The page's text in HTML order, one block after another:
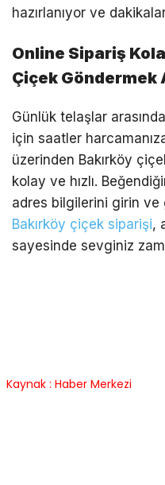
hazırlanıyor ve
Online Sipariş
Çiçek Göndermek
Günlük telaşlar
için saatler
üzerinden Bakırköy
kolay ve hızlı.
adres bilgilerini girin ve
Bakırköy çiçek siparişi,
sayesinde sevginiz
Kaynak : Haber Merkezi